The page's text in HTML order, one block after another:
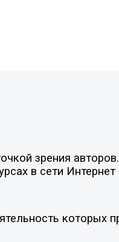
зрения
в сети
которых